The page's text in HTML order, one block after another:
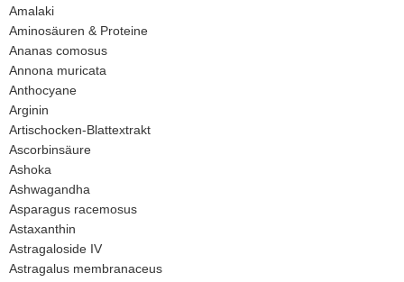
Amalaki
Aminosäuren & Proteine
Ananas comosus
Annona muricata
Anthocyane
Arginin
Artischocken-Blattextrakt
Ascorbinsäure
Ashoka
Ashwagandha
Asparagus racemosus
Astaxanthin
Astragaloside IV
Astragalus membranaceus